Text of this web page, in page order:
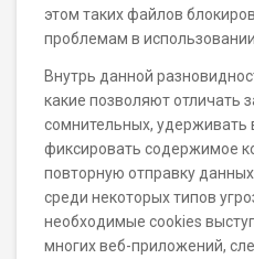
этом таких файлов
проблемам в
Внутрь данной
какие позволяют отличать
сомнительных, удерживать
фиксировать содержимое
повторную отправку
среди некоторых типов
необходимые cookies
многих веб-приложений,